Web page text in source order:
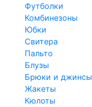
Футболки
Комбинезоны
Юбки
Свитера
Пальто
Блузы
Брюки и джинсы
Жакеты
Кюлоты